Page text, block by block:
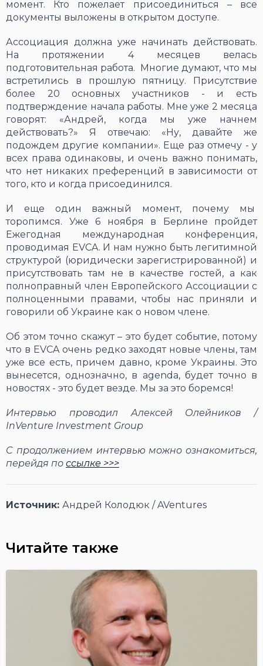
момент. Кто пожелает присоединиться – все
документы выложены в открытом доступе.
Ассоциация должна уже начинать действовать.
На протяжении 4 месяцев велась
подготовительная работа. Многие думают, что мы
встретились в прошлую пятницу. Присутствие
более 20 основных участников - и есть
подтверждение начала работы. Мне уже 2 месяца
говорят: «Андрей, когда мы уже начнем
действовать?» Я отвечаю: «Ну, давайте же
подождем другие компании». Еще раз отмечу - у
всех права одинаковы, и очень важно понимать,
что нет никаких преференций в зависимости от
того, кто и когда присоединился.
И еще один важный момент, почему мы
торопимся. Уже 6 ноября в Берлине пройдет
Ежегодная международная конференция,
проводимая EVCA. И нам нужно быть легитимной
структурой (юридически зарегистрированной) и
присутствовать там не в качестве гостей, а как
полноправный член Европейского Ассоциации с
полноценными правами, чтобы нас приняли и
говорили об Украине как о новом члене.
Об этом точно скажут – это будет событие, потому
что в EVCA очень редко заходят новые члены, там
уже все есть, причем давно, кроме Украины. Это
вынесется, однозначно, в agenda, будет точно в
новостях - это будет везде. Мы за это боремся!
Интервью проводил Алексей Олейников /
InVenture Investment Group
C продолжением интервью можно ознакомиться,
перейдя по ссылке >>>
Источник: Андрей Колодюк / AVentures
Читайте также